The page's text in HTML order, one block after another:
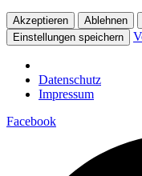
Akzeptieren Ablehnen
Einstellungen speichern
Datenschutz
Impressum
Facebook